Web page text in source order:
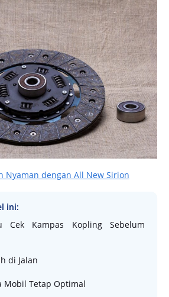
Nyaman dengan All New Sirion
ini:
Cek Kampas Kopling Sebelum
di Jalan
Mobil Tetap Optimal